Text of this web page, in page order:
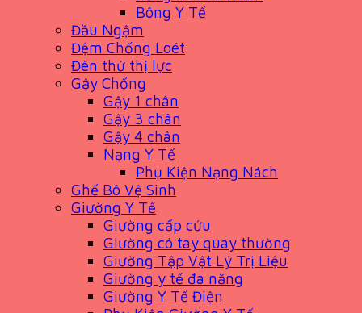
Bông Y Tế
Đầu Ngậm
Đệm Chống Loét
Đèn thử thị lực
Gậy Chống
Gậy 1 chân
Gậy 3 chân
Gậy 4 chân
Nạng Y Tế
Phụ Kiện Nạng Nách
Ghế Bô Vệ Sinh
Giường Y Tế
Giường cấp cứu
Giường có tay quay thường
Giường Tập Vật Lý Trị Liệu
Giường y tế đa năng
Giường Y Tế Điện